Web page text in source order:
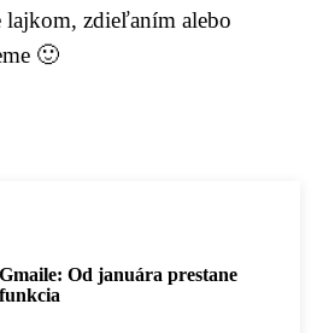
zdieľaním alebo
🙂
Od januára prestane